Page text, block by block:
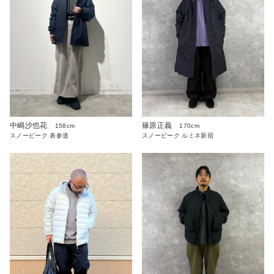
中嶋沙也花
158cm
スノーピーク 表参道
篠原正義
170cm
スノーピーク ルミネ新宿